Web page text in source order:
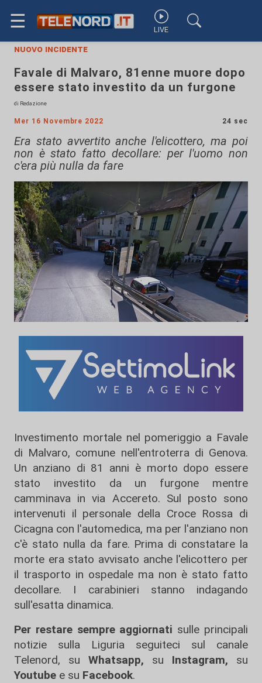
☰ LIVE
nuovo incidente
Favale di Malvaro, 81enne muore dopo
essere stato investito da un furgone
di Redazione
Mer 16 Novembre 2022 24 sec
Era stato avvertito anche l'elicottero, ma poi
non è stato fatto decollare: per l'uomo non
c'era più nulla da fare
Investimento mortale nel pomeriggio a Favale
di Malvaro, comune nell'entroterra di Genova.
Un anziano di 81 anni è morto dopo essere
stato investito da un furgone mentre
camminava in via Accereto. Sul posto sono
intervenuti il personale della Croce Rossa di
Cicagna con l'automedica, ma per l'anziano non
c'è stato nulla da fare. Prima di constatare la
morte era stato avvisato anche l'elicottero per
il trasporto in ospedale ma non è stato fatto
decollare. I carabinieri stanno indagando
sull'esatta dinamica.
Per restare sempre aggiornati sulle principali
notizie sulla Liguria seguiteci sul canale
Telenord, su
Whatsapp, su Instagram, su
Youtube e su Facebook.